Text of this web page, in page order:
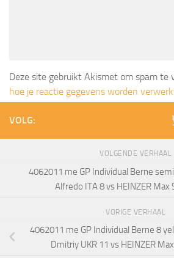
Deze site gebruikt Akismet om spam te
hoe je reactie gegevens worden
VOLG:
VOLGENDE VERHAAL
4062011 me GP Individual Berne
Alfredo ITA 8 vs HEINZER Max
VORIGE VERHAAL
4062011 me GP Individual Berne 8
Dmitriy UKR 11 vs HEINZER